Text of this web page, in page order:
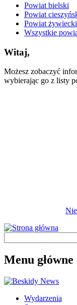
Powiat bielski
Powiat
Powiat żywiecki
Wszystkie
Witaj,
Możesz zobaczyć
wybierając go z listy
Menu główne
Wydarzenia